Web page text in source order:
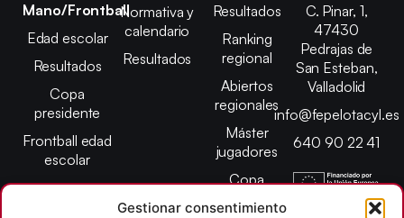
Gestionar consentimiento
Mano/Frontball
Edad escolar
Resultados
Copa
presidente
Frontball edad
escolar
Normativa y
calendario
Resultados
Resultados
Ranking
regional
Abiertos
regionales
Máster
jugadores
Copa
presidente
C. Pinar, 1,
47430
Pedrajas de
San Esteban,
Valladolid
info@fepelotacyl.es
640 90 22 41